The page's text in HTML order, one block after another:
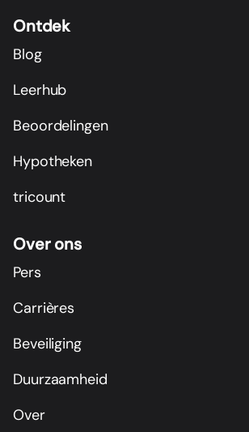
Ontdek
Blog
Leerhub
Beoordelingen
Hypotheken
tricount
Over ons
Pers
Carrières
Beveiliging
Duurzaamheid
Over